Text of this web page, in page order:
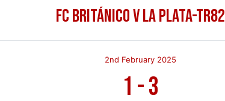
FC Británico v La Plata-TR82
2nd February 2025
1 -3